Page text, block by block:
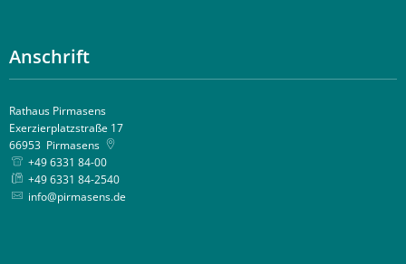
Anschrift
Rathaus Pirmasens
Exerzierplatzstraße 17
66953 Pirmasens
+49 6331 84-00
+49 6331 84-2540
info@pirmasens.de